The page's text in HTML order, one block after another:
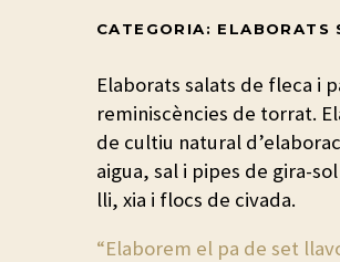
CATEGORIA: ELABORATS
Elaborats salats de fleca i
reminiscències de torrat.
de cultiu natural
aigua, sal i pipes de gira-
lli, xia i flocs de civada.
“Elaborem el pa de set